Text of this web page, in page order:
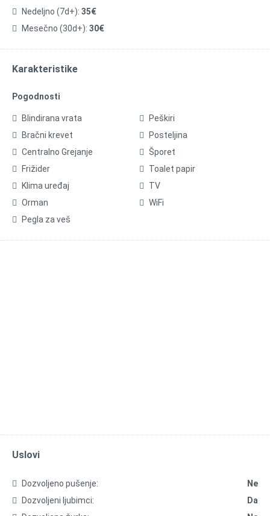
Nedeljno (7d+): 35€
Mesečno (30d+): 30€
Karakteristike
Pogodnosti
Blindirana vrata
Bračni krevet
Centralno Grejanje
Frižider
Klima uređaj
Orman
Pegla za veš
Peškiri
Posteljina
Šporet
Toalet papir
TV
WiFi
Uslovi
Dozvoljeno pušenje:
Ne
Dozvoljeni ljubimci:
Da